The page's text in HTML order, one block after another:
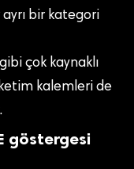
bir kategori
çok kaynaklı
kalemleri de
göstergesi